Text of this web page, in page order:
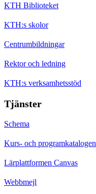
KTH Biblioteket
KTH:s skolor
Centrumbildningar
Rektor och ledning
KTH:s verksamhetsstöd
Tjänster
Schema
Kurs- och programkatalogen
Lärplattformen Canvas
Webbmejl